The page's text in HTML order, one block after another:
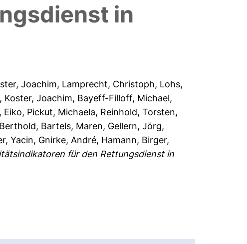
in
Joachim, Lamprecht, Christoph, Lohs,
, Koster, Joachim, Bayeff-Filloff, Michael,
Eiko, Pickut, Michaela, Reinhold, Torsten,
, Bartels, Maren, Gellern, Jörg,
Yacin, Gnirke, André, Hamann, Birger,
für den Rettungsdienst in